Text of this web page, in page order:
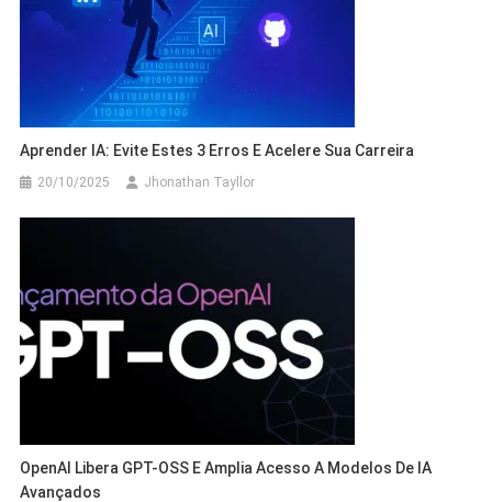
Aprender IA: Evite Estes 3 Erros E Acelere Sua Carreira
20/10/2025 Jhonathan Tayllor
OpenAI Libera GPT-OSS E Amplia Acesso A Modelos De IA
Avançados